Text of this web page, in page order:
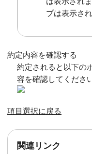
プは表示さ
約定内容を確認する
約定されると以下の
容を確認してくださ
項目選択に戻る
関連リンク